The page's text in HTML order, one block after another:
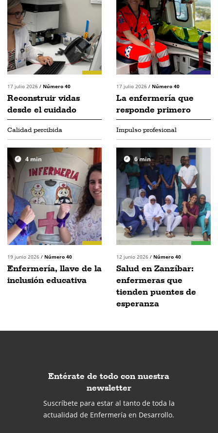
17 julio 2026 / Número 40
Reconstruir vidas
desde el cuidado
17 julio 2026 / Número 40
La enfermería que
responde primero
Calidad percibida
4min
19 junio 2026 / Número 40
Enfermería, llave de la
inclusión educativa
Impulso profesional
6min
12 junio 2026 / Número 40
Salud en Zanzíbar:
enfermeras que
tienden puentes de
esperanza
Entérate de todo con nuestra
newsletter
Suscríbete para estar al tanto de toda la
actualidad de Enfermería en Desarrollo.